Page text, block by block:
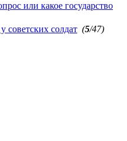
или какое государство
советских солдат (5/47)